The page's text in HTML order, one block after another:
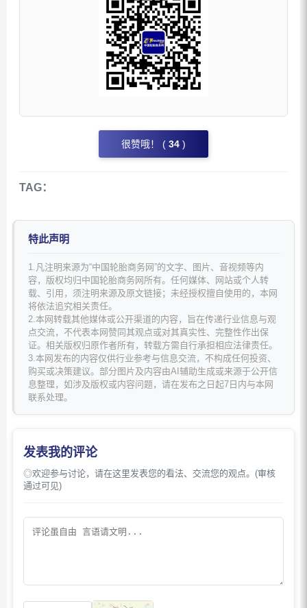
很赞哦！ ( 34 )
TAG：
特此声明
1.凡注明来源为“中国轮胎商务网”的文字、图片、音视频等内
容，版权均归中国轮胎商务网所有。任何媒体、网站或个人转
载、引用，须注明来源及原文链接；未经授权擅自使用的，本网
将依法追究相关责任。
2.本网转载其他媒体或公开渠道的内容，旨在传递行业信息与观
点交流，不代表本网赞同其观点或对其真实性、完整性作出保
证。相关版权归原作者所有，转载方需自行承担相应法律责任。
3.本网发布的内容仅供行业参考与信息交流，不构成任何投资、
购买或决策建议。部分图片及内容由AI辅助生成或来源于公开信
息整理，如涉及版权或内容问题，请在发布之日起7日内与本网
联系处理。
发表我的评论
◎欢迎参与讨论，请在这里发表您的看法、交流您的观点。(审核
通过可见)